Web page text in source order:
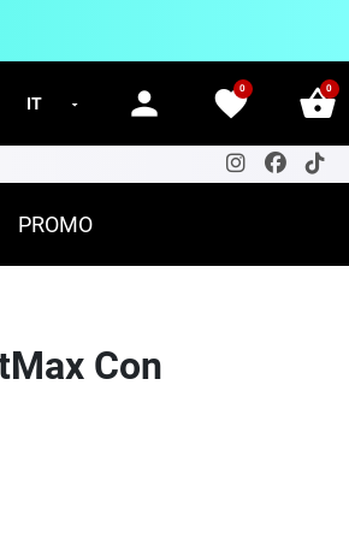
person favorite
0 shopping_basket
0
PROMO
Con